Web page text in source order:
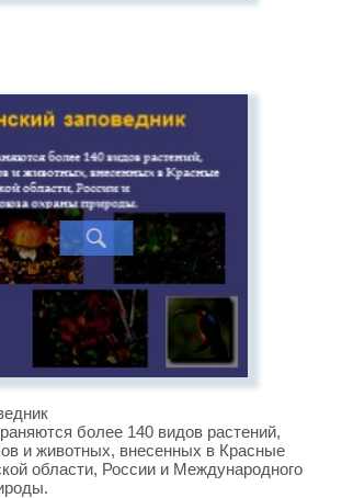
более 140 видов растений,
и животных, внесенных в Красные
области, России и Международного